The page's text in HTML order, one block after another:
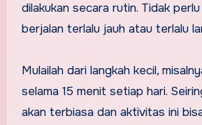
dilakukan secara rutin. Tidak
berjalan terlalu jauh atau terlalu
Mulailah dari langkah kecil,
selama 15 menit setiap hari.
akan terbiasa dan aktivitas ini